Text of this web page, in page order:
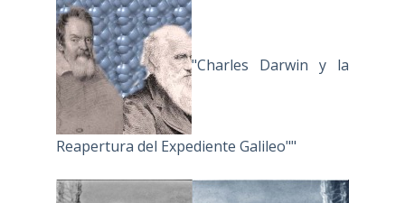
"Charles Darwin y la
Reapertura del Expediente Galileo""